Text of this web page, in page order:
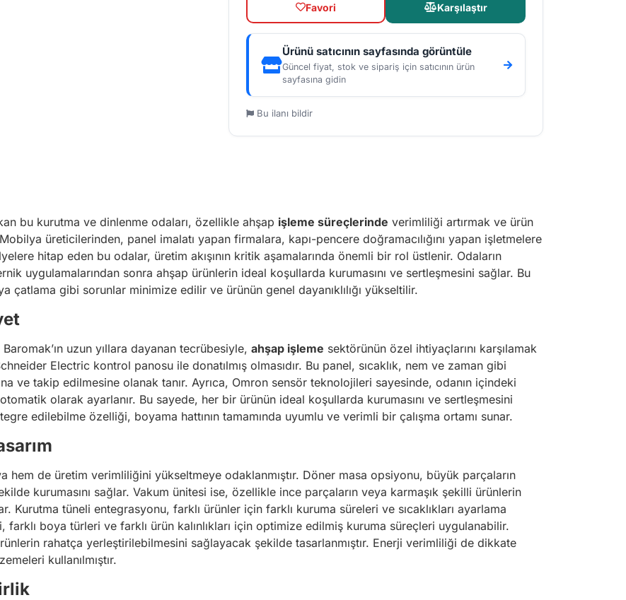
Favori Karşılaştır
Ürünü satıcının sayfasında görüntüle
Güncel fiyat, stok ve sipariş için satıcının ürün
sayfasına gidin
Bu ilanı bildir
bu kurutma ve dinlenme odaları, özellikle ahşap işleme süreçlerinde verimliliği artırmak ve ürün
üreticilerinden, panel imalatı yapan firmalara, kapı-pencere doğramacılığını yapan işletmelere
hitap eden bu odalar, üretim akışının kritik aşamalarında önemli bir rol üstlenir. Odaların
uygulamalarından sonra ahşap ürünlerin ideal koşullarda kurumasını ve sertleşmesini sağlar. Bu
çatlama gibi sorunlar minimize edilir ve ürünün genel dayanıklılığı yükseltilir.
uzun yıllara dayanan tecrübesiyle, ahşap işleme sektörünün özel ihtiyaçlarını karşılamak
Electric kontrol panosu ile donatılmış olmasıdır. Bu panel, sıcaklık, nem ve zaman gibi
ve takip edilmesine olanak tanır. Ayrıca, Omron sensör teknolojileri sayesinde, odanın içindeki
olarak ayarlanır. Bu sayede, her bir ürünün ideal koşullarda kurumasını ve sertleşmesini
edilebilme özelliği, boyama hattının tamamında uyumlu ve verimli bir çalışma ortamı sunar.
hem de üretim verimliliğini yükseltmeye odaklanmıştır. Döner masa opsiyonu, büyük parçaların
kurumasını sağlar. Vakum ünitesi ise, özellikle ince parçaların veya karmaşık şekilli ürünlerin
Kurutma tüneli entegrasyonu, farklı ürünler için farklı kuruma süreleri ve sıcaklıkları ayarlama
boya türleri ve farklı ürün kalınlıkları için optimize edilmiş kuruma süreçleri uygulanabilir.
rahatça yerleştirilebilmesini sağlayacak şekilde tasarlanmıştır. Enerji verimliliği de dikkate
kullanılmıştır.